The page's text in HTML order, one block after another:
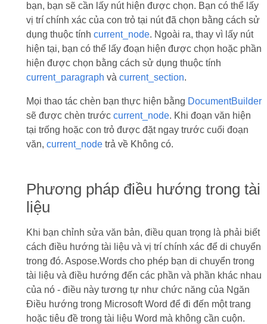
bạn, bạn sẽ cần lấy nút hiện được chọn. Bạn có thể lấy
vị trí chính xác của con trỏ tại nút đã chọn bằng cách sử
dụng thuộc tính current_node. Ngoài ra, thay vì lấy nút
hiện tại, bạn có thể lấy đoạn hiện được chọn hoặc phần
hiện được chọn bằng cách sử dụng thuộc tính
current_paragraph và current_section.
Mọi thao tác chèn bạn thực hiện bằng DocumentBuilder
sẽ được chèn trước current_node. Khi đoạn văn hiện
tại trống hoặc con trỏ được đặt ngay trước cuối đoạn
văn, current_nodetrả về Không có.
Phương pháp điều hướng trong tài
liệu
Khi bạn chỉnh sửa văn bản, điều quan trọng là phải biết
cách điều hướng tài liệu và vị trí chính xác để di chuyển
trong đó. Aspose.Words cho phép bạn di chuyển trong
tài liệu và điều hướng đến các phần và phần khác nhau
của nó - điều này tương tự như chức năng của Ngăn
Điều hướng trong Microsoft Word để đi đến một trang
hoặc tiêu đề trong tài liệu Word mà không cần cuộn.